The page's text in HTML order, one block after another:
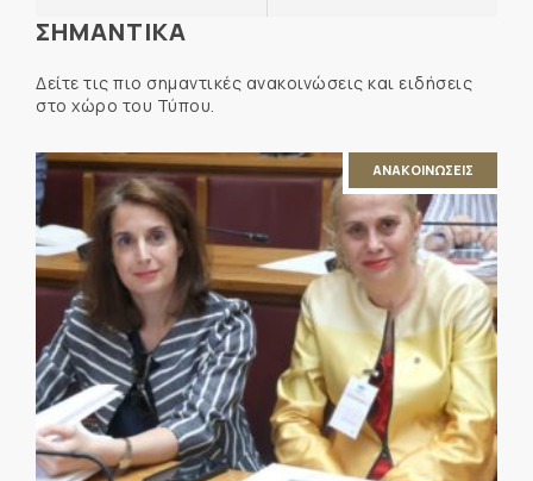
ΣΗΜΑΝΤΙΚΑ
Δείτε τις πιο σημαντικές ανακοινώσεις και ειδήσεις
στο χώρο του Τύπου.
ΑΝΑΚΟΙΝΩΣΕΙΣ